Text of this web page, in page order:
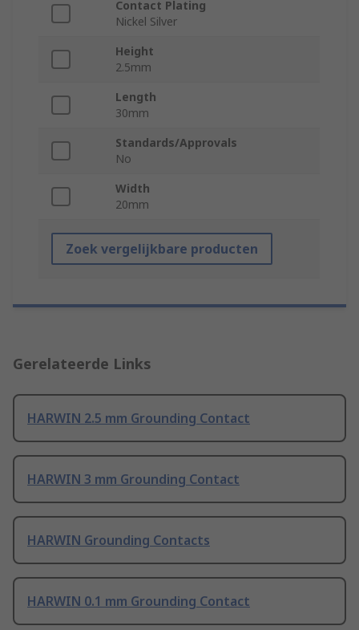
Contact Plating
Nickel Silver
Height
2.5mm
Length
30mm
Standards/Approvals
No
Width
20mm
Zoek vergelijkbare producten
Gerelateerde Links
HARWIN 2.5 mm Grounding Contact
HARWIN 3 mm Grounding Contact
HARWIN Grounding Contacts
HARWIN 0.1 mm Grounding Contact